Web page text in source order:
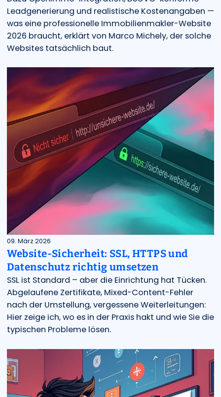
Leadgenerierung und realistische Kostenangaben —
was eine professionelle Immobilienmakler-Website
2026 braucht, erklärt von Marco Michely, der solche
Websites tatsächlich baut.
09. März 2026
Website-Sicherheit: SSL, HTTPS und
Datenschutz richtig umsetzen
SSL ist Standard – aber die Einrichtung hat Tücken.
Abgelaufene Zertifikate, Mixed-Content-Fehler
nach der Umstellung, vergessene Weiterleitungen:
Hier zeige ich, wo es in der Praxis hakt und wie Sie die
typischen Probleme lösen.